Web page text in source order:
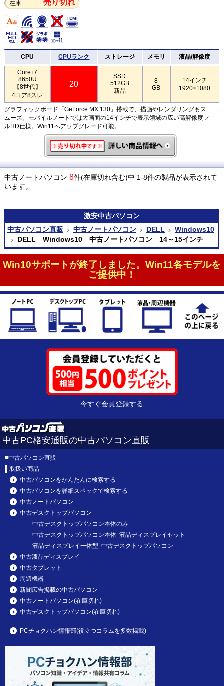
在庫 売り切れ
CPU CPUランク ストレージ メモリ 液晶/解像度
Core i7
8650U
【8世代】
4コア8スレ
20
SSD
512GB
新品
8
GB
14インチ
1920×1080
グラフィックボード「GeForce MX 130」搭載で、描画やレンダリングもス
ムーズ。モバイルノートでは大画面の14インチで表示領域の広い高解像度フ
ルHD仕様。Win11へアップグレード可能。
中古ノートパソコン 8件(在庫切れ含む)中 1-8件の製品が表示されて
います。
激安中古パソコン
中古パソコン直販
中古ノートパソコン DELL
Windows10
DELL Windows10 中古ノートパソコン 14～15インチ
Win10サポートが終了しました。Win11各モデルを
ご提供中！
今すぐ会員登録する
中古PC格安通販の中古パソコン直販
■中古パソコン直販
取扱い商品
中古パソコンをかんたんに検索する
中古パソコンを詳細スペックで検索する
中古ノートパソコン
中古デスクトップパソコン
中古デスクトップパソコン本体のみ
中古デスクトップパソコン本体 液晶ディスプレイセット
液晶ディスプレイ一体型 中古デスクトップパソコン
中古液晶ディスプレイ
中古タブレット
周辺機器
新聞広告掲載の中古パソコン
中古ノートパソコン(在庫切れ)
中古デスクトップパソコン(在庫切れ)
PCチョクハン情報部(役立つコラムを多数掲載)